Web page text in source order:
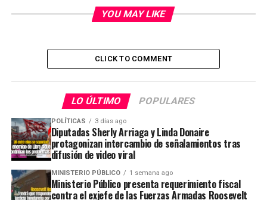
YOU MAY LIKE
CLICK TO COMMENT
LO ÚLTIMO POPULARES
POLÍTICAS 3 días ago
Diputadas Sherly Arriaga y Linda Donaire
protagonizan intercambio de señalamientos tras
difusión de video viral
MINISTERIO PÚBLICO 1 semana ago
Ministerio Público presenta requerimiento fiscal
contra el exjefe de las Fuerzas Armadas Roosevelt